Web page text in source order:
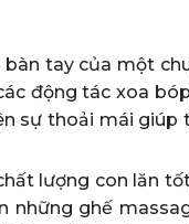
tay của một
động tác xoa
sự thoải mái giúp
lượng con lăn
những ghế